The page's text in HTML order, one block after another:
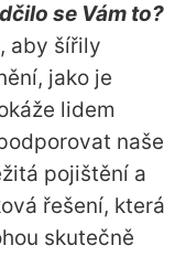
se Vám to?
aby šířily
jako je
lidem
naše
pojištění a
řešení, která
skutečně